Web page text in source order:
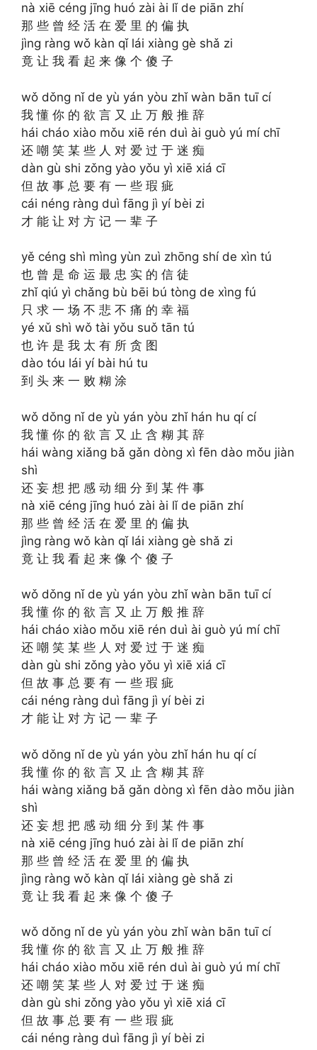
nà xiē céng jīng huó zài ài lǐ de piān zhí
那 些 曾 经 活 在 爱 里 的 偏 执
jìng ràng wǒ kàn qǐ lái xiàng gè shǎ zi
竟 让 我 看 起 来 像 个 傻 子
wǒ dǒng nǐ de yù yán yòu zhǐ wàn bān tuī cí
我 懂 你 的 欲 言 又 止 万 般 推 辞
hái cháo xiào mǒu xiē rén duì ài guò yú mí chī
还 嘲 笑 某 些 人 对 爱 过 于 迷 痴
dàn gù shi zǒng yào yǒu yì xiē xiá cī
但 故 事 总 要 有 一 些 瑕 疵
cái néng ràng duì fāng jì yí bèi zi
才 能 让 对 方 记 一 辈 子
yě céng shì mìng yùn zuì zhōng shí de xìn tú
也 曾 是 命 运 最 忠 实 的 信 徒
zhǐ qiú yì chǎng bù bēi bú tòng de xìng fú
只 求 一 场 不 悲 不 痛 的 幸 福
yé xǔ shì wǒ tài yǒu suǒ tān tú
也 许 是 我 太 有 所 贪 图
dào tóu lái yí bài hú tu
到 头 来 一 败 糊 涂
wǒ dǒng nǐ de yù yán yòu zhǐ hán hu qí cí
我 懂 你 的 欲 言 又 止 含 糊 其 辞
hái wàng xiǎng bǎ gǎn dòng xì fēn dào mǒu jiàn
shì
还 妄 想 把 感 动 细 分 到 某 件 事
nà xiē céng jīng huó zài ài lǐ de piān zhí
那 些 曾 经 活 在 爱 里 的 偏 执
jìng ràng wǒ kàn qǐ lái xiàng gè shǎ zi
竟 让 我 看 起 来 像 个 傻 子
wǒ dǒng nǐ de yù yán yòu zhǐ wàn bān tuī cí
我 懂 你 的 欲 言 又 止 万 般 推 辞
hái cháo xiào mǒu xiē rén duì ài guò yú mí chī
还 嘲 笑 某 些 人 对 爱 过 于 迷 痴
dàn gù shi zǒng yào yǒu yì xiē xiá cī
但 故 事 总 要 有 一 些 瑕 疵
cái néng ràng duì fāng jì yí bèi zi
才 能 让 对 方 记 一 辈 子
wǒ dǒng nǐ de yù yán yòu zhǐ hán hu qí cí
我 懂 你 的 欲 言 又 止 含 糊 其 辞
hái wàng xiǎng bǎ gǎn dòng xì fēn dào mǒu jiàn
shì
还 妄 想 把 感 动 细 分 到 某 件 事
nà xiē céng jīng huó zài ài lǐ de piān zhí
那 些 曾 经 活 在 爱 里 的 偏 执
jìng ràng wǒ kàn qǐ lái xiàng gè shǎ zi
竟 让 我 看 起 来 像 个 傻 子
wǒ dǒng nǐ de yù yán yòu zhǐ wàn bān tuī cí
我 懂 你 的 欲 言 又 止 万 般 推 辞
hái cháo xiào mǒu xiē rén duì ài guò yú mí chī
还 嘲 笑 某 些 人 对 爱 过 于 迷 痴
dàn gù shi zǒng yào yǒu yì xiē xiá cī
但 故 事 总 要 有 一 些 瑕 疵
cái néng ràng duì fāng jì yí bèi zi